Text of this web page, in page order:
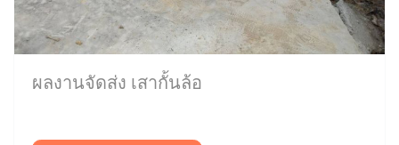
ผลงานจัดส่ง เสากั้นล้อ